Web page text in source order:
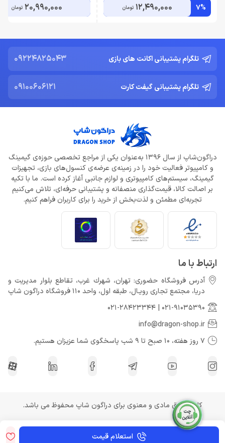
استعلام قیمت
7%
12,490,000 تومان 20,990,000 تومان
تلگرام پشتیبانی اکانت های بازی 09224825043
تلگرام پشتیبانی گیفت کارت 09100606121
دراگون‌شاپ از سال 1396 به‌عنوان یکی از مراجع تخصصی حوزه‌ی گیمینگ
و کامپیوتر فعالیت خود را در زمینه‌ی عرضه‌ی کنسول‌های بازی، تجهیزات
گیمینگ، سیستم‌های کامپیوتری و لوازم جانبی آغاز کرده است. ما با تکیه
بر اصالت کالا، قیمت‌گذاری منصفانه و پشتیبانی حرفه‌ای، تلاش می‌کنیم
تجربه‌ای مطمئن و لذت‌بخش از خرید را برای کاربران فراهم کنیم.
ارتباط با ما
آدرس فروشگاه حضوری: تهران، شهرك غرب، تقاطع بلوار مدیریت و
دريا، مجتمع تجارى رويـال، طبقه اول، واحد 110 فروشگاه دراگون شاپ
021-91035390
021-28423344
info@dragon-shop.ir
7 روز هفته، 10 صبح تا 9 شب پاسخگوی شما عزیزان هستیم.
کلیه حقوق مادی و معنوی برای دراگون شاپ محفوظ می باشد.